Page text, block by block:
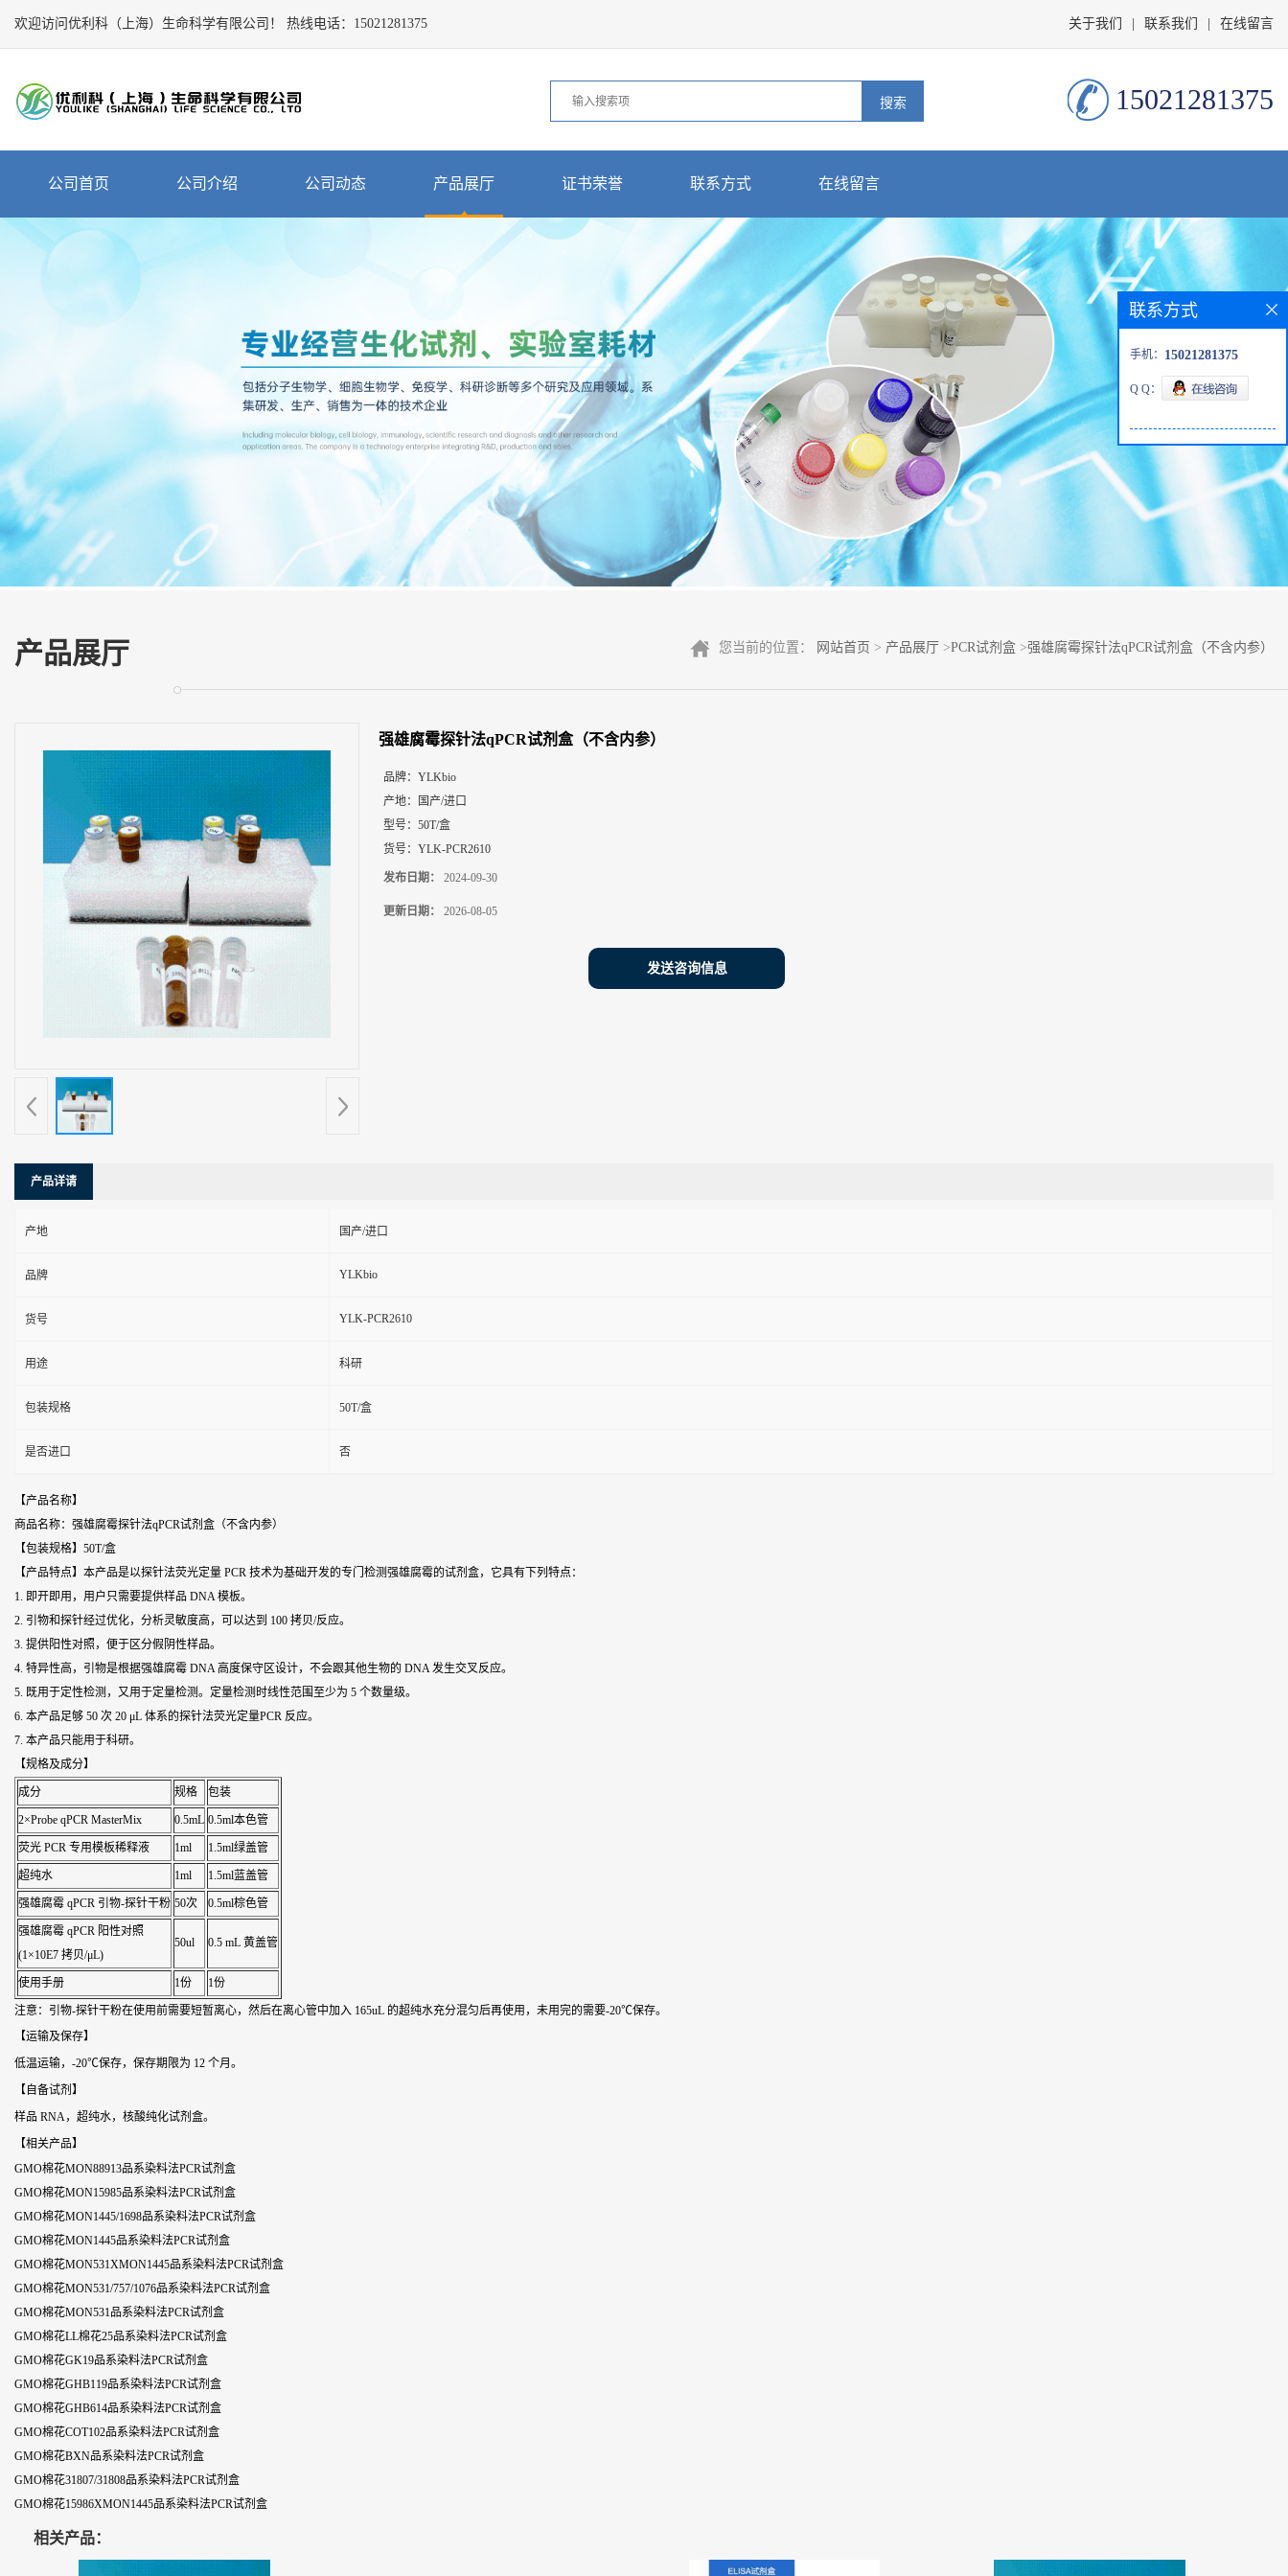
欢迎访问优利科（上海）生命科学有限公司！ 热线电话： 15021281375 关于我们 联系我们 在线留言
15021281375
Close
司
首
介
绍
证
书
荣
誉
方
式
公司首页 公司介绍 公司动态 产品展厅 证书荣誉 联系方式 在线留言
产品展厅 您当前的位置： 网站首页 > 产品展厅 >PCR试剂盒 >强雄腐霉探针法qPCR试剂盒（不含内参）
强雄腐霉探针法qPCR试剂盒（不含内参）
品牌： YLKbio
产地：
国产/进口
型号： 50T/盒
货号： YLK-PCR2610
发布日期： 2024-09-30
更新日期： 2026-08-05
发送咨询信息
产品详请
产地 国产/进口
品牌 YLKbio
货号 YLK-PCR2610
用途 科研
包装规格 50T/盒
是否进口 否
【产品名称】
商品名称：强雄腐霉探针法qPCR试剂盒（不含内参）
【包装规格】50T/盒
【产品特点】本产品是以探针法荧光定量 PCR 技术为基础开发的专门检测强雄腐霉的试剂盒，它具有下列特点：
1. 即开即用，用户只需要提供样品 DNA 模板。
2. 引物和探针经过优化，分析灵敏度高，可以达到 100 拷贝/反应。
3. 提供阳性对照，便于区分假阴性样品。
4. 特异性高，引物是根据强雄腐霉 DNA 高度保守区设计，不会跟其他生物的 DNA 发生交叉反应。
5. 既用于定性检测，又用于定量检测。定量检测时线性范围至少为 5 个数量级。
6. 本产品足够 50 次 20 μL 体系的探针法荧光定量PCR 反应。
7. 本产品只能用于科研。
【规格及成分】
成分 规格 包装
2×Probe qPCR MasterMix 0.5mL 0.5ml本色管
荧光 PCR 专用模板稀释液 1ml 1.5ml绿盖管
超纯水 1ml 1.5ml蓝盖管
强雄腐霉 qPCR 引物-探针干粉 50次 0.5ml棕色管
强雄腐霉 qPCR 阳性对照
(1×10E7 拷贝/μL)
50ul 0.5 mL 黄盖管
使用手册 1份 1份
注意：引物-探针干粉在使用前需要短暂离心，然后在离心管中加入 165uL 的超纯水充分混匀后再使用，未用完的需要-20℃保存。
【运输及保存】
低温运输，-20℃保存，保存期限为 12 个月。
【自备试剂】
样品 RNA，超纯水，核酸纯化试剂盒。
【相关产品】
GMO棉花MON88913品系染料法PCR试剂盒
GMO棉花MON15985品系染料法PCR试剂盒
GMO棉花MON1445/1698品系染料法PCR试剂盒
GMO棉花MON1445品系染料法PCR试剂盒
GMO棉花MON531XMON1445品系染料法PCR试剂盒
GMO棉花MON531/757/1076品系染料法PCR试剂盒
GMO棉花MON531品系染料法PCR试剂盒
GMO棉花LL棉花25品系染料法PCR试剂盒
GMO棉花GK19品系染料法PCR试剂盒
GMO棉花GHB119品系染料法PCR试剂盒
GMO棉花GHB614品系染料法PCR试剂盒
GMO棉花COT102品系染料法PCR试剂盒
GMO棉花BXN品系染料法PCR试剂盒
GMO棉花31807/31808品系染料法PCR试剂盒
GMO棉花15986XMON1445品系染料法PCR试剂盒
相关产品：
联系方式
手机： 15021281375
Q Q：